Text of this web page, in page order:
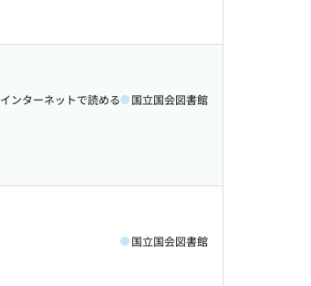
インターネットで読める 国立国会図書館
国立国会図書館